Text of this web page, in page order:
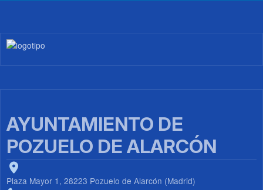
Imagen
AYUNTAMIENTO DE
POZUELO DE ALARCÓN
Plaza Mayor 1, 28223 Pozuelo de Alarcón (Madrid)